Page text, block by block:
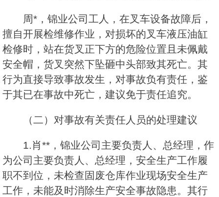
周*，锦业公司工人，在叉车设备故障后，
擅自开展检维修作业，对损坏的叉车液压油缸
检修时，站在货叉正下方的危险位置且未佩戴
安全帽，货叉突然下坠砸中头部致其死亡。其
行为直接导致事故发生，对事故负有责任，鉴
于其已在事故中死亡，建议免于责任追究。
（二）对事故有关责任人员的处理建议
1.肖**，锦业公司主要负责人、总经理，作
为公司主要负责人、总经理，安全生产工作履
职不到位，未检查固废仓库作业现场安全生产
工作，未能及时消除生产安全事故隐患。其行